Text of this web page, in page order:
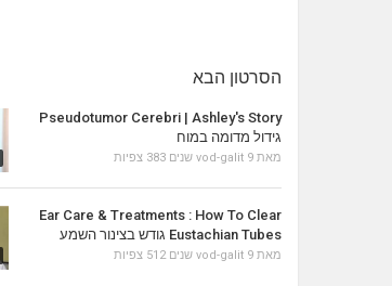
הסרטון הבא
Pseudotumor Cerebri | Ashley's Story
גידול מדומה במוח
מאת vod-galit 9 שנים 383 צפיות
Ear Care & Treatments : How To Clear
Eustachian Tubes גודש בצינור השמע
מאת vod-galit 9 שנים 512 צפיות